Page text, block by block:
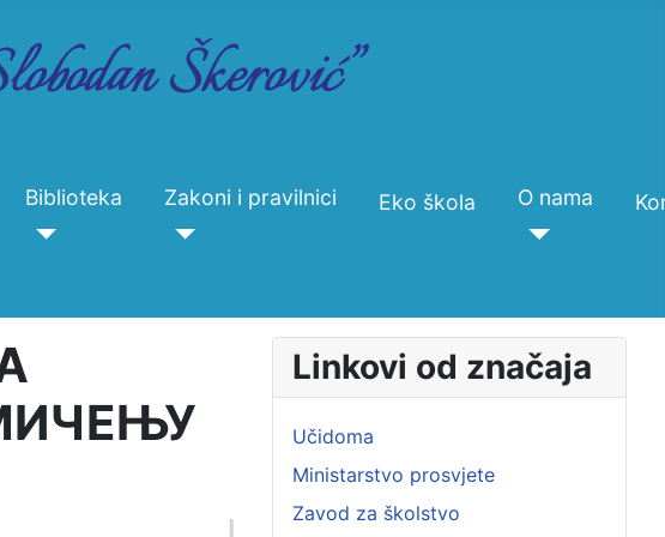
Biblioteka Zakoni i pravilnici Eko škola O nama
Linkovi od značaja
Učidoma
Ministarstvo prosvjete
Zavod za školstvo